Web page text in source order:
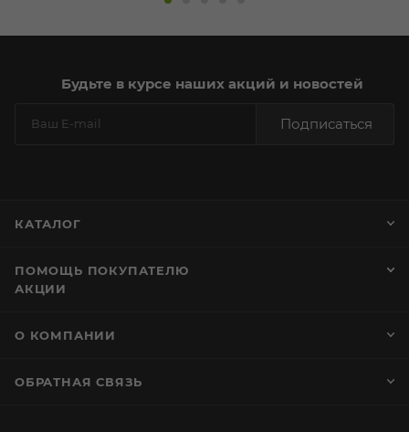
Будьте в курсе наших акций и новостей
Подписаться
КАТАЛОГ
ПОМОЩЬ ПОКУПАТЕЛЮ
АКЦИИ
О КОМПАНИИ
ОБРАТНАЯ СВЯЗЬ